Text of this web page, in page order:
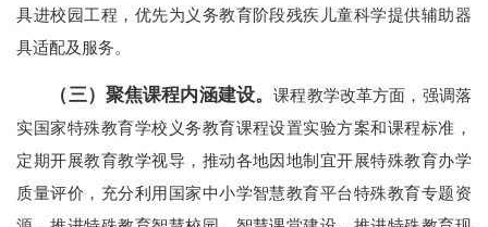
具进校园工程，优先为义务教育阶段残疾儿童科学提供辅助器
具适配及服务。
（三）聚焦课程内涵建设。课程教学改革方面，强调落
实国家特殊教育学校义务教育课程设置实验方案和课程标准，
定期开展教育教学视导，推动各地因地制宜开展特殊教育办学
质量评价，充分利用国家中小学智慧教育平台特殊教育专题资